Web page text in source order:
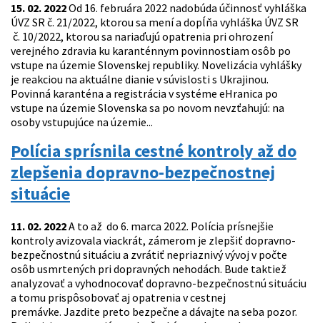
15. 02. 2022Od 16. februára 2022 nadobúda účinnosť vyhláška
ÚVZ SR č. 21/2022, ktorou sa mení a dopĺňa vyhláška ÚVZ SR
č. 10/2022, ktorou sa nariaďujú opatrenia pri ohrození
verejného zdravia ku karanténnym povinnostiam osôb po
vstupe na územie Slovenskej republiky. Novelizácia vyhlášky
je reakciou na aktuálne dianie v súvislosti s Ukrajinou.
Povinná karanténa a registrácia v systéme eHranica po
vstupe na územie Slovenska sa po novom nevzťahujú: na
osoby vstupujúce na územie...
Polícia sprísnila cestné kontroly až do
zlepšenia dopravno-bezpečnostnej
situácie
11. 02. 2022A to až do 6. marca 2022. Polícia prísnejšie
kontroly avizovala viackrát, zámerom je zlepšiť dopravno-
bezpečnostnú situáciu a zvrátiť nepriaznivý vývoj v počte
osôb usmrtených pri dopravných nehodách. Bude taktiež
analyzovať a vyhodnocovať dopravno-bezpečnostnú situáciu
a tomu prispôsobovať aj opatrenia v cestnej
premávke. Jazdite preto bezpečne a dávajte na seba pozor.